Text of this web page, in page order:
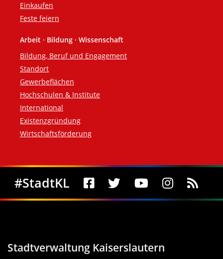
Einkaufen
Feste feiern
Arbeit · Bildung · Wissenschaft
Bildung, Beruf und Engagement
Standort
Gewerbeflächen
Hochschulen & Institute
International
Existenzgründung
Wirtschaftsförderung
Social Media
#StadtKL
Stadtverwaltung Kaiserslautern